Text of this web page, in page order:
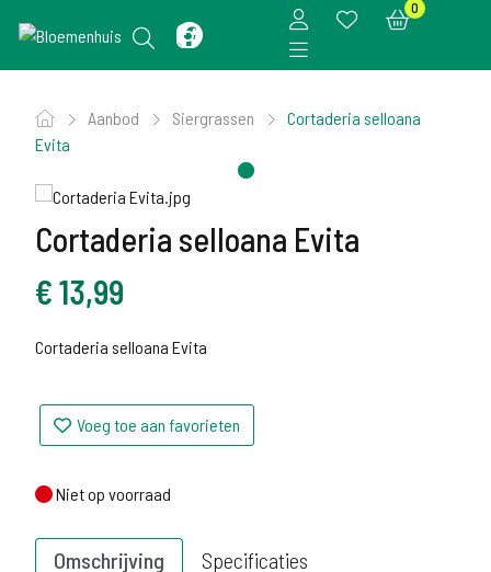
0
Aanbod Siergrassen
Cortaderia selloana
Evita
Cortaderia selloana Evita
€13,99
Cortaderia selloana Evita
Voeg toe aan favorieten
Niet op voorraad
Niet op voorraad
Omschrijving Specificaties